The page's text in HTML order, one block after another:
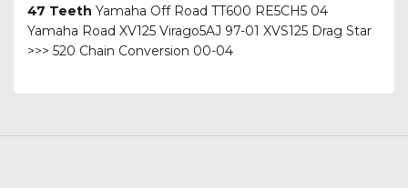
47 Teeth Yamaha Off Road TT600 RE5CH5 04
Yamaha Road XV125 Virago5AJ 97-01 XVS125 Drag Star
>>> 520 Chain Conversion 00-04